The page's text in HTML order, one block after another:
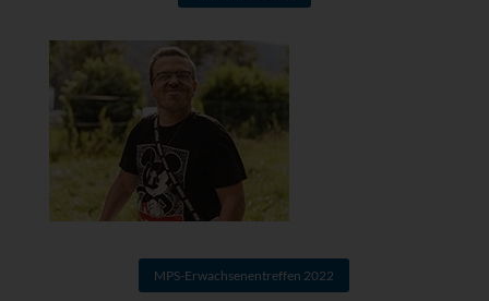
MPS-Erwachsenentreffen 2022